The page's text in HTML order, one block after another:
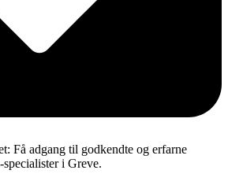
Få adgang til godkendte og erfarne
i Greve.